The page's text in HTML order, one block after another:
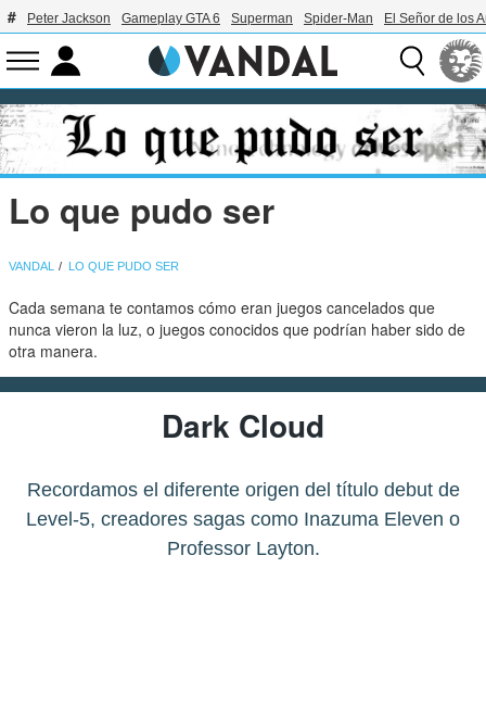
Peter Jackson Gameplay GTA 6 Superman Spider-Man El Señor de los
Lo que pudo ser
VANDAL LO QUE PUDO SER
Cada semana te contamos cómo eran juegos cancelados que
nunca vieron la luz, o juegos conocidos que podrían haber sido de
otra manera.
Dark Cloud
Recordamos el diferente origen del título debut de
Level-5, creadores sagas como Inazuma Eleven o
Professor Layton.